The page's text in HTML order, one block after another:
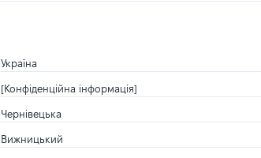
Україна
[Конфіденційна інформація]
Чернівецька
Вижницький